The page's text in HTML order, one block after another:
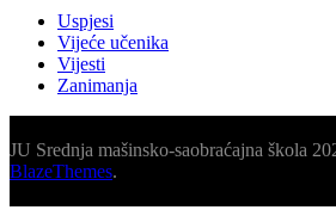
Uspjesi
Vijeće učenika
Vijesti
Zanimanja
JU Srednja mašinsko-saobraćajna škola
BlazeThemes.